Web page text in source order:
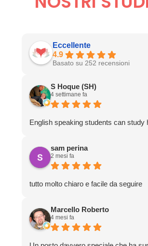
Eccellente
4.9
Basato su 252 recensioni
S Hoque (SH)
4 settimane fa
English speaking students can study
sam perina
2 mesi fa
tutto molto chiaro e facile da seguire
Marcello Roberto
4 mesi fa